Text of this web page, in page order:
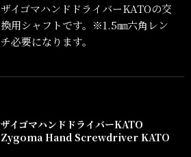
ザイゴマハンドドライバーKATOの交
換用シャフトです。※1.5㎜六角レン
チ必要になります。
ザイゴマハンドドライバーKATO
Zygoma Hand Screwdriver KATO